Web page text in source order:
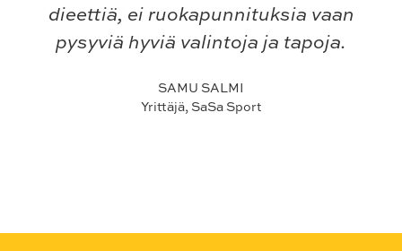
dieettiä, ei ruokapunnituksia vaan
pysyviä hyviä valintoja ja tapoja.
SAMU SALMI
Yrittäjä, SaSa Sport